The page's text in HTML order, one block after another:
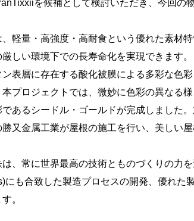
を候補として検討いただき、今回の
軽量・高強度・高耐食という優れた素材
しい環境下での長寿命化を実現できます
ン表層に存在する酸化被膜による多彩な色
プロジェクトでは、微妙に色彩の異なる
あるシードル・ゴールドが完成しました
勝又金属工業が屋根の施工を行い、美しい
、常に世界最高の技術とものづくりの力
にも合致した製造プロセスの開発、優れた
。